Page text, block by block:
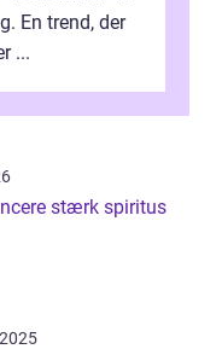
En trend, der
...
stærk spiritus